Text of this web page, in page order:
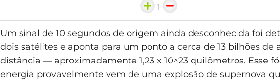
1
Um sinal de 10 segundos de origem ainda desconhecida foi
dois satélites e aponta para um ponto a cerca de 13 bilhões de
distância — aproximadamente 1,23 x 10^23 quilômetros. Esse
energia provavelmente vem de uma explosão de supernova